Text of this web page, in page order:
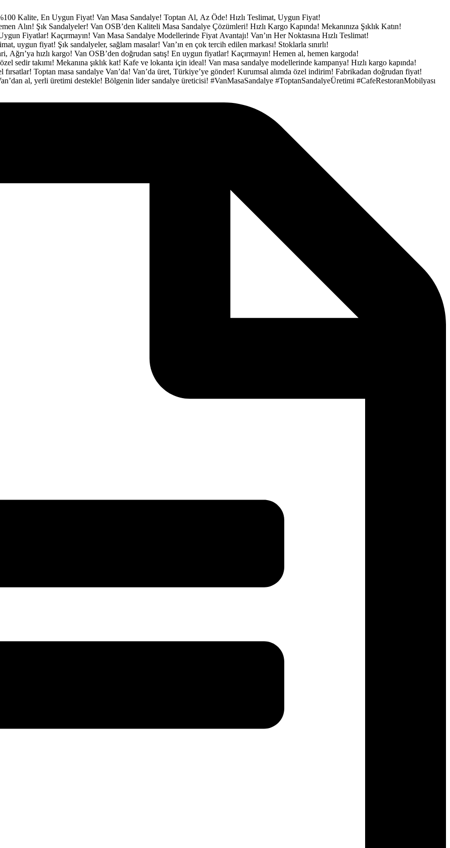
Kalite, En Uygun Fiyat! Van Masa Sandalye! Toptan Al, Az Öde! Hızlı Teslimat, Uygun Fiyat!
Alın! Şık Sandalyeler! Van OSB’den Kaliteli Masa Sandalye Çözümleri! Hızlı Kargo Kapında! Mekanınıza Şıklık Katın!
Fiyatlar! Kaçırmayın! Van Masa Sandalye Modellerinde Fiyat Avantajı! Van’ın Her Noktasına Hızlı Teslimat!
uygun fiyat! Şık sandalyeler, sağlam masalar! Van’ın en çok tercih edilen markası! Stoklarla sınırlı!
Ağrı’ya hızlı kargo! Van OSB’den doğrudan satış! En uygun fiyatlar! Kaçırmayın! Hemen al, hemen kargoda!
sedir takımı! Mekanına şıklık kat! Kafe ve lokanta için ideal! Van masa sandalye modellerinde kampanya! Hızlı kargo kapında!
fırsatlar! Toptan masa sandalye Van’da! Van’da üret, Türkiye’ye gönder! Kurumsal alımda özel indirim! Fabrikadan doğrudan fiyat!
al, yerli üretimi destekle! Bölgenin lider sandalye üreticisi! #VanMasaSandalye #ToptanSandalyeÜretimi #CafeRestoranMobilyası